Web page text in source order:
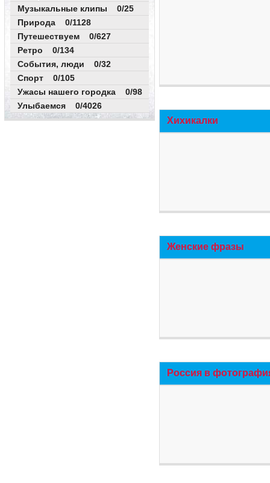
Музыкальные клипы 0/25
Природа 0/1128
Путешествуем 0/627
Ретро 0/134
События, люди 0/32
Спорт 0/105
Ужасы нашего городка 0/98
Улыбаемся 0/4026
Хихикалки
Женские фразы
Россия в